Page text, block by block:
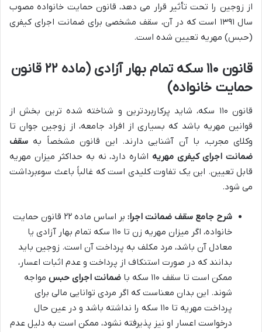
از زوجین را تحت تأثیر قرار می دهد، قانون حمایت خانواده مصوب
سال ۱۳۹۱ است که در آن، سقف مشخصی برای ضمانت اجرای کیفری
(حبس) مهریه تعیین شده است.
قانون ۱۱۰ سکه تمام بهار آزادی (ماده ۲۲ قانون
حمایت خانواده)
قانون ۱۱۰ سکه، شاید پرکاربردترین و شناخته شده ترین بخش از
قوانین مهریه باشد که بسیاری از افراد جامعه، از زوجین جوان تا
وکلای مجرب، با آن آشنایی دارند. این قانون مشخصاً به سقف
ضمانت اجرای کیفری مهریه اشاره دارد، نه به حداکثر میزان مهریه
قابل تعیین. این یک تفاوت کلیدی است که غالباً باعث سوءبرداشت
می شود.
شرح جامع سقف ضمانت اجرا:
بر اساس ماده ۲۲ قانون حمایت
خانواده، اگر میزان مهریه زن تا ۱۱۰ سکه تمام بهار آزادی یا
معادل آن باشد، مرد مکلف به پرداخت آن است. زوجین باید
بدانند که در صورت استنکاف از پرداخت و عدم اثبات اعسار،
ممکن است تا سقف ۱۱۰ سکه با
ضمانت اجرای حبس مواجه
شوند. این بدان معناست که اگر مردی توانایی مالی برای
پرداخت مهریه تا ۱۱۰ سکه را نداشته باشد و در عین حال
درخواست اعسار او نیز پذیرفته نشود، ممکن است به دلیل عدم